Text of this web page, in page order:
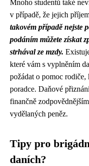
Mnoho studentů také
v případě, že jejich
takovém případě nejste
podáním můžete získat
strhával ze mzdy.
které vám s vyplněním
požádat o pomoc
poradce. Daňové
finančně
vydělaných peněz.
Tipy pro
daních?